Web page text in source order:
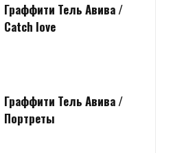
Граффити Тель Авива /
Catch love
Граффити Тель Авива /
Портреты